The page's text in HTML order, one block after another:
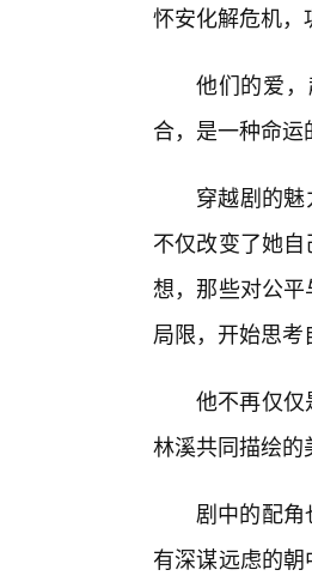
怀安化解危机，
他们的爱
合，是一种命运
穿越剧的
不仅改变了她
想，那些对公
局限，开始思考
他不再仅
林溪共同描绘的
剧中的配
有深谋远虑的